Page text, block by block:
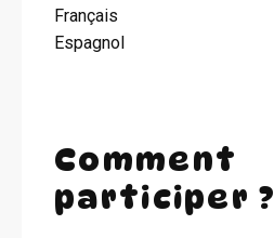
Français
Espagnol
Comment
participer ?